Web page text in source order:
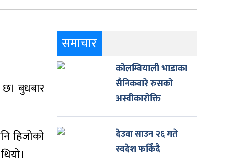
बुधबार
हिजोको
समाचार
कोलम्बियाली भाडाका
सैनिकबारे रुसको
अस्वीकारोक्ति
देउवा साउन २६ गते
स्वदेश फर्किँदै